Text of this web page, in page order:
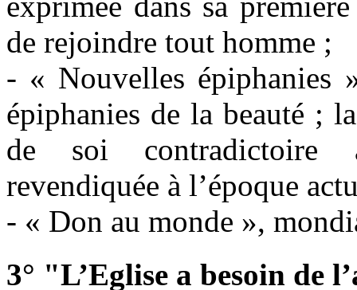
de rejoindre tout homme ;
- « Nouvelles épiphanies
épiphanies de la beauté ;
de soi contradictoire
revendiquée à l’époque
- « Don au monde »,
3° "L’Eglise a besoin de